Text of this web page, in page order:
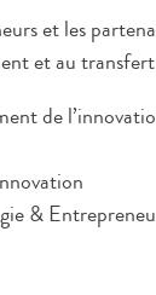
et les
et au
de
&